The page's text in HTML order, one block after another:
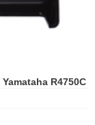
Yamataha R4750C